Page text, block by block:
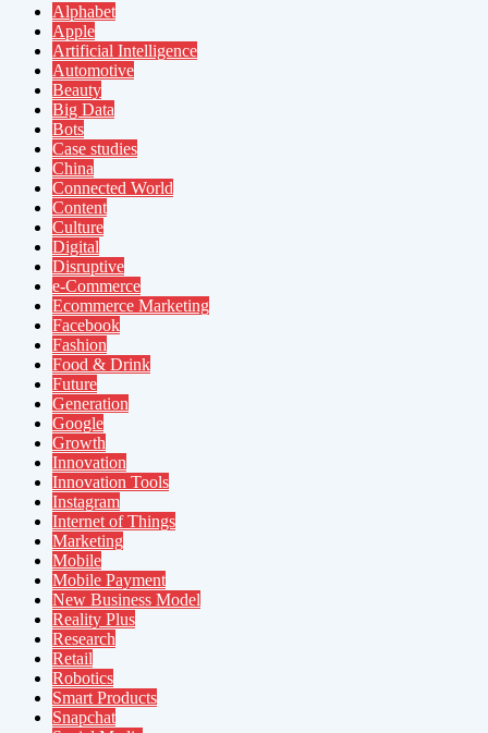
Alphabet
Apple
Artificial Intelligence
Automotive
Beauty
Big Data
Bots
Case studies
China
Connected World
Content
Culture
Digital
Disruptive
e-Commerce
Ecommerce Marketing
Facebook
Fashion
Food & Drink
Future
Generation
Google
Growth
Innovation
Innovation Tools
Instagram
Internet of Things
Marketing
Mobile
Mobile Payment
New Business Model
Reality Plus
Research
Retail
Robotics
Smart Products
Snapchat